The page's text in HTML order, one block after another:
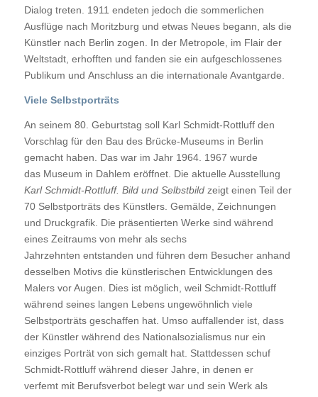
Dialog treten. 1911 endeten jedoch die sommerlichen
Ausflüge nach Moritzburg und etwas Neues begann, als die
Künstler nach Berlin zogen. In der Metropole, im Flair der
Weltstadt, erhofften und fanden sie ein aufgeschlossenes
Publikum und Anschluss an die internationale Avantgarde.
Viele Selbstporträts
An seinem 80. Geburtstag soll Karl Schmidt-Rottluff den
Vorschlag für den Bau des Brücke-Museums in Berlin
gemacht haben. Das war im Jahr 1964. 1967 wurde
das Museum in Dahlem eröffnet. Die aktuelle Ausstellung
Karl Schmidt-Rottluff. Bild und Selbstbildzeigt einen Teil der
70 Selbstporträts des Künstlers. Gemälde, Zeichnungen
und Druckgrafik. Die präsentierten Werke sind während
eines Zeitraums von mehr als sechs
Jahrzehnten entstanden und führen dem Besucher anhand
desselben Motivs die künstlerischen Entwicklungen des
Malers vor Augen. Dies ist möglich, weil Schmidt-Rottluff
während seines langen Lebens ungewöhnlich viele
Selbstporträts geschaffen hat. Umso auffallender ist, dass
der Künstler während des Nationalsozialismus nur ein
einziges Porträt von sich gemalt hat. Stattdessen schuf
Schmidt-Rottluff während dieser Jahre, in denen er
verfemt mit Berufsverbot belegt war und sein Werk als